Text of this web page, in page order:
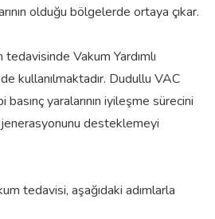
olduğu bölgelerde ortaya çıkar.
tedavisinde Vakum Yardımlı
kullanılmaktadır. Dudullu VAC
yaralarının iyileşme sürecini
desteklemeyi
tedavisi, aşağıdaki adımlarla